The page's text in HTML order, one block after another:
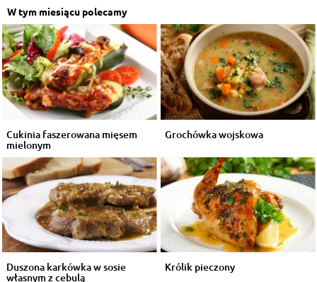
W tym miesiącu polecamy
Cukinia faszerowana mięsem
mielonym
Grochówka wojskowa
Duszona karkówka w sosie
własnym z cebulą
Królik pieczony